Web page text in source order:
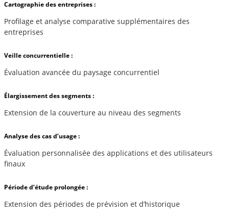
Cartographie des entreprises :
Profilage et analyse comparative supplémentaires des
entreprises
Veille concurrentielle :
Évaluation avancée du paysage concurrentiel
Élargissement des segments :
Extension de la couverture au niveau des segments
Analyse des cas d’usage :
Évaluation personnalisée des applications et des utilisateurs
finaux
Période d’étude prolongée :
Extension des périodes de prévision et d’historique